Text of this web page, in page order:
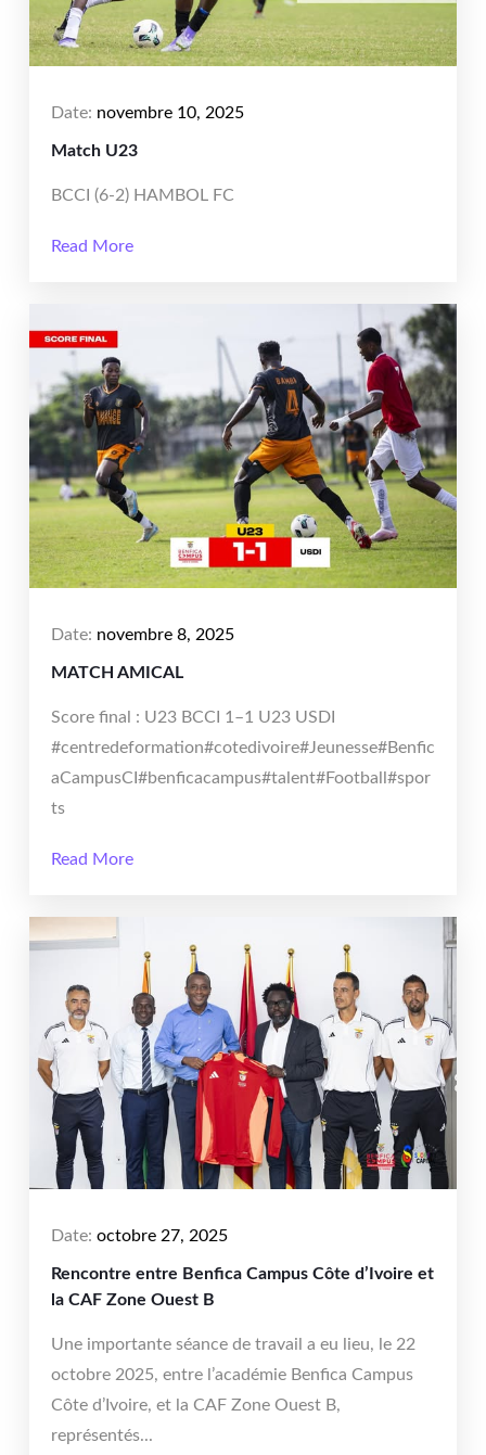
Date: novembre 10, 2025
Match U23
BCCI (6-2) HAMBOL FC
Read More
Date: novembre 8, 2025
MATCH AMICAL
Score final : U23 BCCI 1–1 U23 USDI
#centredeformation#cotedivoire#Jeunesse#Benfic
aCampusCI#benficacampus#talent#Football#spor
ts
Read More
Date: octobre 27, 2025
Rencontre entre Benfica Campus Côte d’Ivoire et
la CAF Zone Ouest B
Une importante séance de travail a eu lieu, le 22
octobre 2025, entre l’académie Benfica Campus
Côte d’Ivoire, et la CAF Zone Ouest B,
représentés...